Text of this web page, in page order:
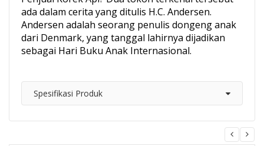
ada dalam cerita yang ditulis H.C. Andersen.
Andersen adalah seorang penulis dongeng anak
dari Denmark, yang tanggal lahirnya dijadikan
sebagai Hari Buku Anak Internasional.
Spesifikasi Produk